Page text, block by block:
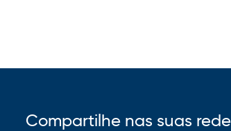
Compartilhe nas suas